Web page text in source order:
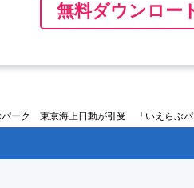
無料ダウンロー
ーク 東京海上日動が引受 「いえらぶパ